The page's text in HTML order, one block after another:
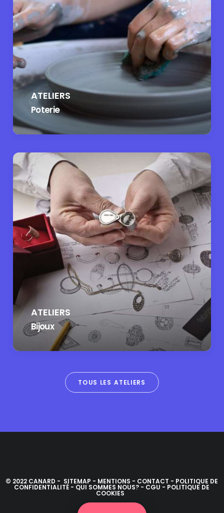
ATELIERS
Poterie
ATELIERS
Bijoux
TOUS LES ATELIERS
© 2022 CANARD - SITEMAP - MENTIONS - CONTACT - POLITIQUE DE
CONFIDENTIALITÉ - QUI SOMMES NOUS? - CGU - POLITIQUE DE
COOKIES